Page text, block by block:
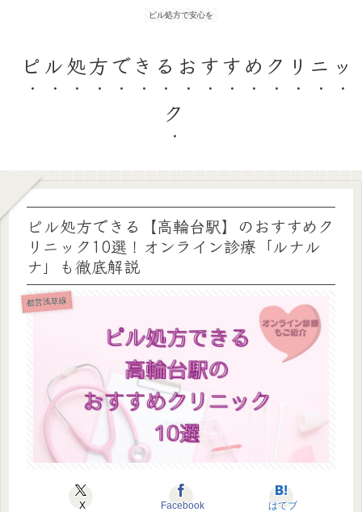
ピル処方で安心を
ピル処方できるおすすめクリニッ
ク
ピル処方できる【高輪台駅】のおすすめク
リニック10選！オンライン診療「ルナル
ナ」も徹底解説
都営浅草線
X Facebook はてブ